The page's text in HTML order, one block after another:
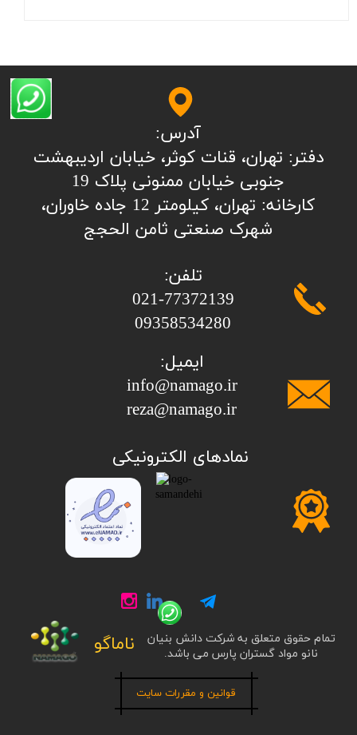
تمام حقوق متعلق به شرکت دانش بنیان
نانو مواد گستران پارس می باشد.
ناماگو
تلفن:
​​​​​​​021-77372139
​​​​​​​09358534280
آدرس:
​​​​​​​​دفتر: تهران، قنات کوثر، خیابان اردیبهشت
جنوبی خیابان ممنونی پلاک 19
کارخانه: تهران، کیلومتر 12 جاده خاوران،
شهرک صنعتی ثامن الحجج
ایمیل:
info@namago.ir
​​​​​​​reza@namago.ir
​نمادهای الکترونیکی
قوانین و مقررات سایت